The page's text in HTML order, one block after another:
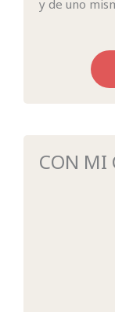
y de uno
CON MI